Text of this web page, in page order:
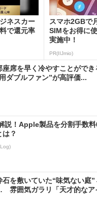
ネスカー
で還元率
スマホ2GBで
SIMをお得に
実施中！
PR(IIJmio)
座席を早く冷やすことがで
ダブルファン”が高評価...
説！Apple製品を分割手数
は？
石を敷いていた“味気ない庭
囲気ガラリ「天才的なア